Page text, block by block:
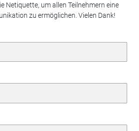
Netiquette, um allen Teilnehmern eine
zu ermöglichen. Vielen Dank!